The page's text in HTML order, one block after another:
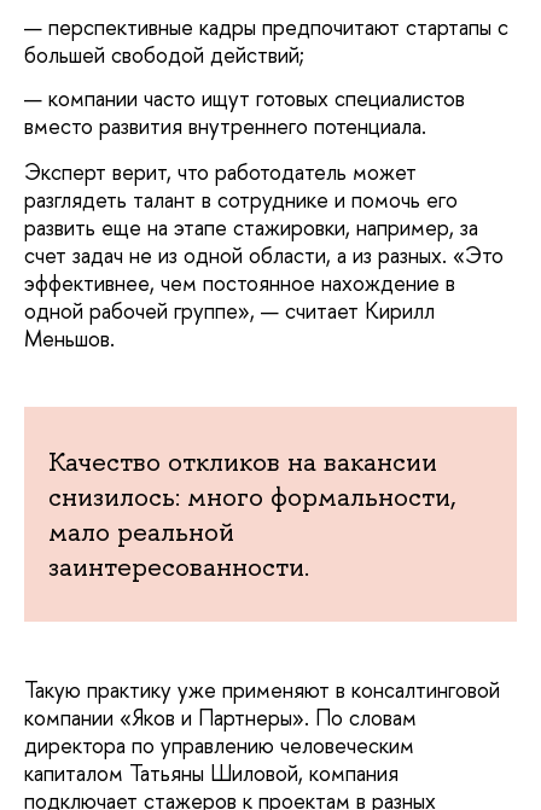
перспективные кадры предпочитают стартапы с
большей свободой действий;
компании часто ищут готовых специалистов
вместо развития внутреннего потенциала.
Эксперт верит, что работодатель может
разглядеть талант в сотруднике и помочь его
развить еще на этапе стажировки, например, за
счет задач не из одной области, а из разных. «Это
эффективнее, чем постоянное нахождение в
одной рабочей группе», — считает Кирилл
Меньшов.
Качество откликов на вакансии
снизилось: много формальности,
мало реальной
заинтересованности.
Такую практику уже применяют в консалтинговой
компании «Яков и Партнеры». По словам
директора по управлению человеческим
капиталом Татьяны Шиловой, компания
подключает стажеров к проектам в разных